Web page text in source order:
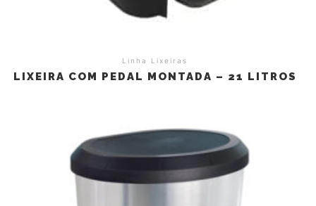
Linha Lixeiras
LIXEIRA COM PEDAL MONTADA – 21 LITROS